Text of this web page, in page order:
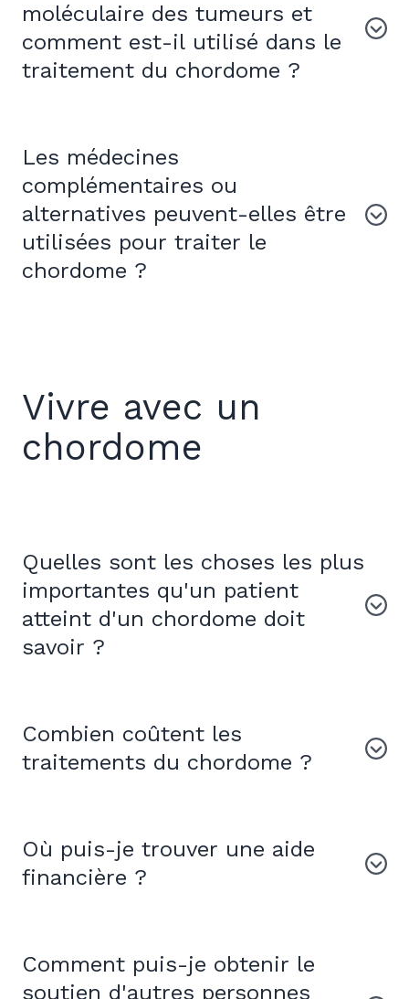
moléculaire des tumeurs et
comment est-il utilisé dans le
traitement du chordome ?
Les médecines
complémentaires ou
alternatives peuvent-elles être
utilisées pour traiter le
chordome ?
Vivre avec un
chordome
Quelles sont les choses les plus
importantes qu'un patient
atteint d'un chordome doit
savoir ?
Combien coûtent les
traitements du chordome ?
Où puis-je trouver une aide
financière ?
Comment puis-je obtenir le
soutien d'autres personnes